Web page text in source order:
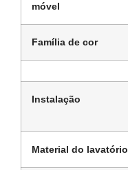
móvel
Família de cor
Instalação
Material do lavatório